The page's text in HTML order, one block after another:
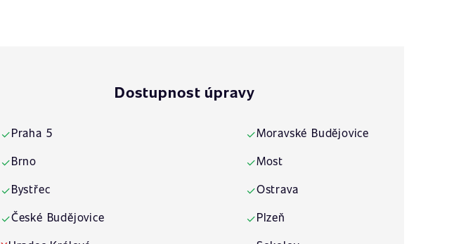
Dostupnost úpravy
✓Praha 5
✓Brno
✓Bystřec
✓České Budějovice
✓Moravské Budějovice
✓Most
✓Ostrava
✓Plzeň